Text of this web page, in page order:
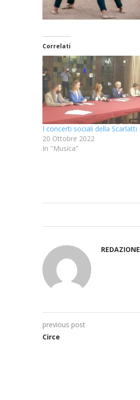
Correlati
I concerti sociali della Scarlatti
20 Ottobre 2022
In "Musica"
REDAZIONE
previous post
Circe